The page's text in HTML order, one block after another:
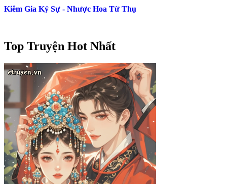
Kiêm Gia Kỷ Sự - Nhược Hoa Từ Thụ
Top Truyện Hot Nhất